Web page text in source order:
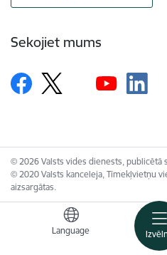
Language
Sekojiet mums
© 2026 Valsts vides dienests, publicētā
© 2020 Valsts kanceleja, Tīmekļvietņu
aizsargātas.